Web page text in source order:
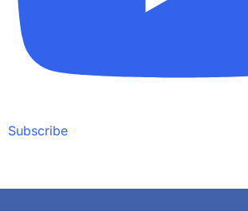
Subscribe